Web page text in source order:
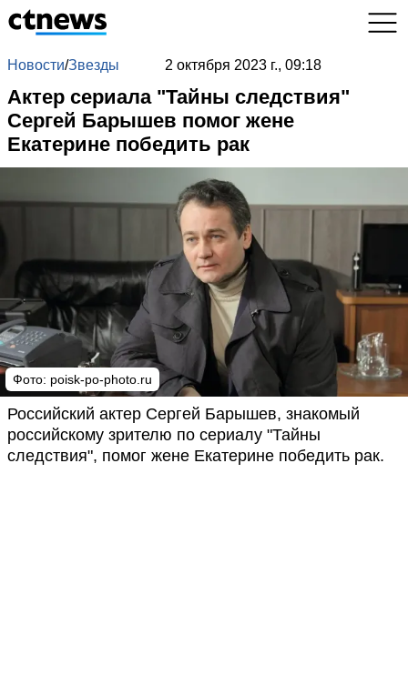
Новости/Звезды 2 октября 2023 г., 09:18
Актер сериала "Тайны следствия"
Сергей Барышев помог жене
Екатерине победить рак
Фото: poisk-po-photo.ru
Российский актер Сергей Барышев, знакомый
российскому зрителю по сериалу "Тайны
следствия", помог жене Екатерине победить рак.